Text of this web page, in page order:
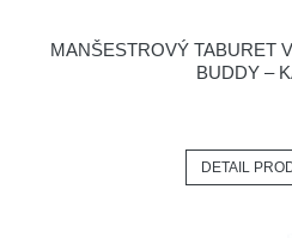
MANŠESTROVÝ TABURET
BUDDY –
DETAIL